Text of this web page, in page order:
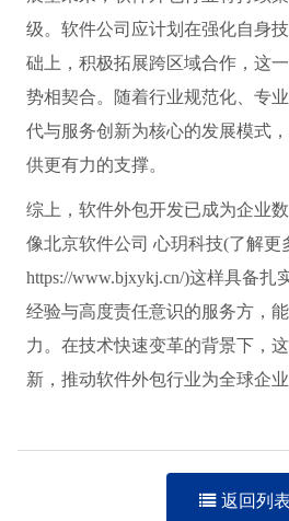
级。软件公司应计划在强化自身
础上，积极拓展跨区域合作，这
势相契合。随着行业规范化、专
代与服务创新为核心的发展模式
供更有力的支撑。
综上，软件外包开发已成为企业
像北京软件公司 心玥科技(了解更
https://www.bjxykj.cn/)这样具备扎
经验与高度责任意识的服务方，
力。在技术快速变革的背景下，
新，推动软件外包行业为全球企业
返回列表